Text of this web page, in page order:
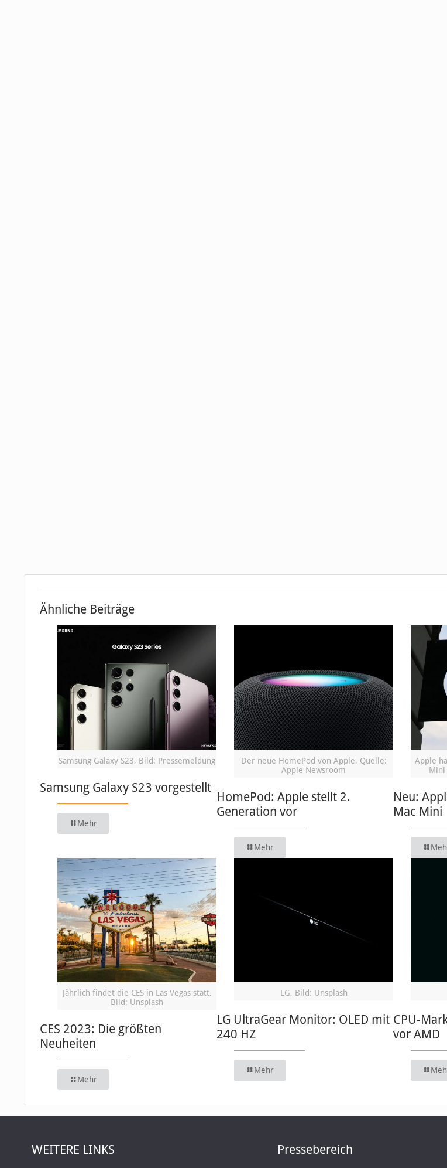
Ähnliche Beiträge
Samsung Galaxy S23, Bild: Pressemeldung
Samsung Galaxy S23 vorgestellt
Mehr
Der neue HomePod von Apple, Quelle:
Apple Newsroom
HomePod: Apple stellt 2.
Generation vor
Mehr
Apple
Mini
Neu:
Mac Mini
Jährlich findet die CES in Las Vegas statt,
Bild: Unsplash
CES 2023: Die größten
Neuheiten
Mehr
LG, Bild: Unsplash
LG UltraGear Monitor: OLED mit
240 HZ
Mehr
CPU-
vor AMD
WEITERE LINKS Pressebereich